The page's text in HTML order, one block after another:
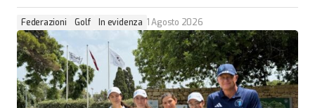
Federazioni Golf In evidenza 1 Agosto 2026